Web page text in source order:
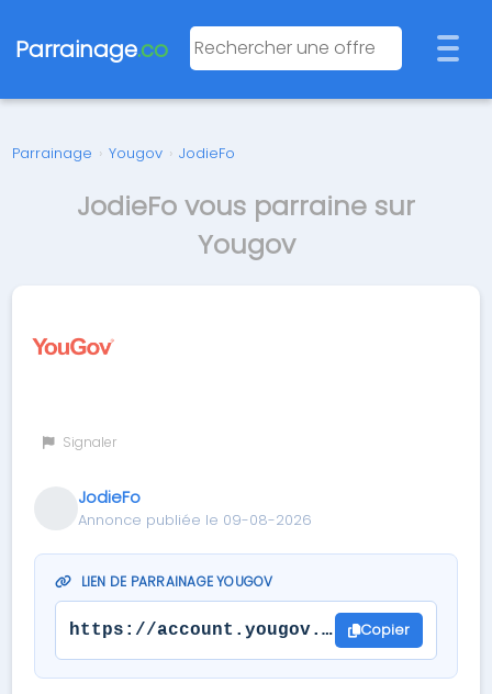
Parrainage.co
Parrainage › Yougov › JodieFo
JodieFo vous parraine sur
Yougov
Signaler
JodieFo
Annonce publiée le 09-08-2026
LIEN DE PARRAINAGE YOUGOV
https://account.yougov.com/fr-fr/
Copier